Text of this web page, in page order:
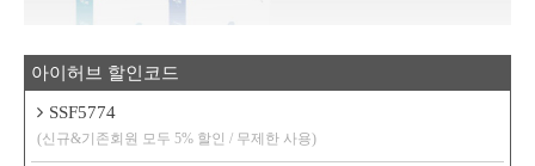
아이허브 할인코드
SSF5774
(신규&기존회원 모두 5% 할인 / 무제한 사용)